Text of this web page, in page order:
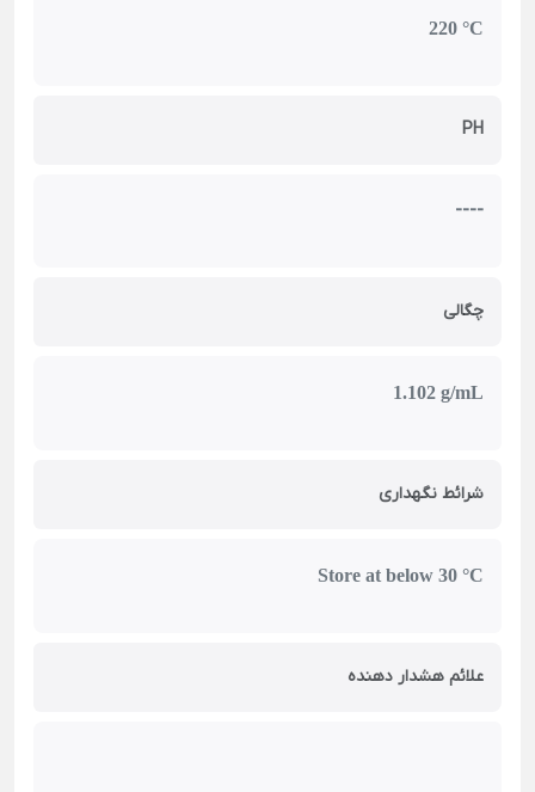
220 °C
PH
----
چگالی
1.102 g/mL
شرائط نگهداری
Store at below 30 °C
علائم هشدار دهنده